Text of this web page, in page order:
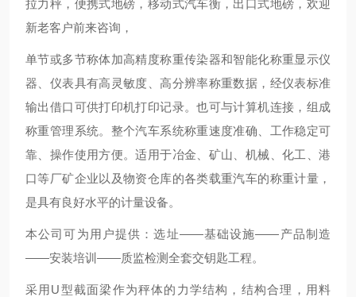
拉力秤，便携式地磅，移动式汽车衡，出口式地磅，欢迎
新老客户前来咨询，
单节或多节称体加高精度称重传染器和智能化称重显示仪
器、仪表具有高灵敏度、高分辨率称重数据，经仪表标准
输出借口可供打印机打印记录。也可与计算机连接，组成
称重管理系统。整个汽车系统称重速度准确、工作稳定可
靠、操作使用方便。适用于冶金、矿山、机械、化工、港
口等厂矿企业以及物资仓库的各类载重汽车的称重计量，
是具有良好水平的计量设备。
本公司可为用户提供：选址——基础设施——产品制造
——安装培训——质监检测全套交钥匙工程。
采用U型截面梁作为秤体的力学结构，结构合理，用料